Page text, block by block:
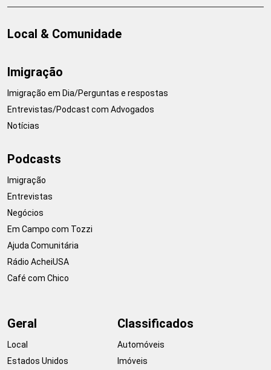
Local & Comunidade
Imigração
Imigração em Dia/Perguntas e respostas
Entrevistas/Podcast com Advogados
Notícias
Podcasts
Imigração
Entrevistas
Negócios
Em Campo com Tozzi
Ajuda Comunitária
Rádio AcheiUSA
Café com Chico
Geral
Local
Estados Unidos
Classificados
Automóveis
Imóveis